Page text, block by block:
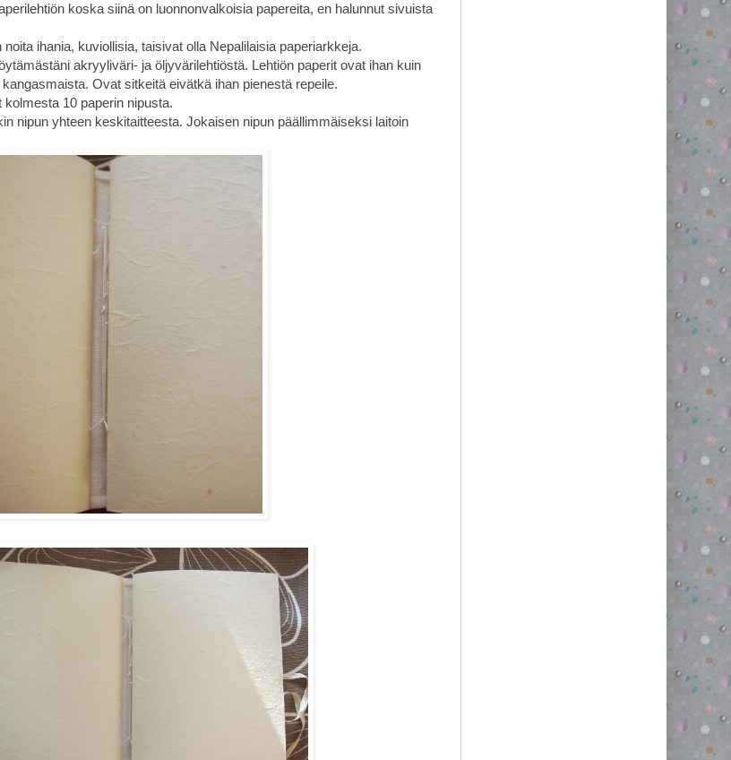
koska siinä on luonnonvalkoisia papereita, en halunnut sivuista
ihania, kuviollisia, taisivat olla Nepalilaisia paperiarkkeja.
akryyliväri- ja öljyvärilehtiöstä. Lehtiön paperit ovat ihan kuin
Ovat sitkeitä eivätkä ihan pienestä repeile.
10 paperin nipusta.
nipun yhteen keskitaitteesta. Jokaisen nipun päällimmäiseksi laitoin